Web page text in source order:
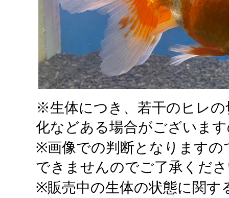
※生体につき、若干のヒレ
化などある場合がございま
※画像での判断となりますの
できませんのでご了承くだ
※販売中の生体の状態に関す